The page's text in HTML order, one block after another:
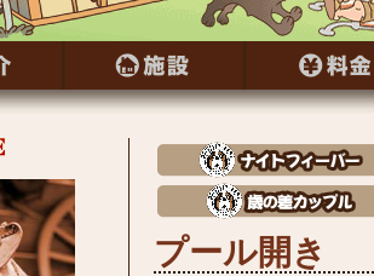
プール開き